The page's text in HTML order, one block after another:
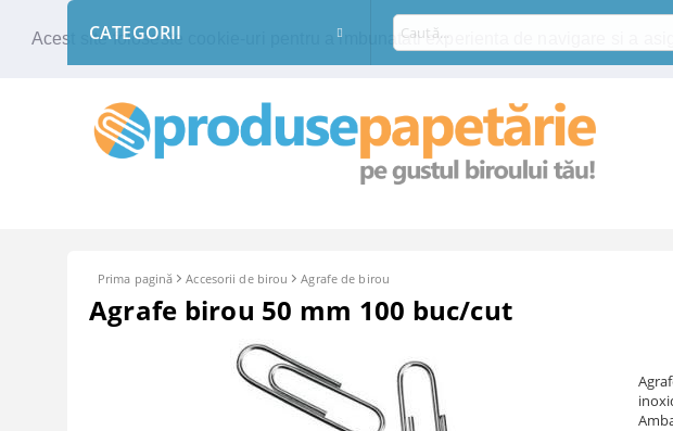
Acest site foloseste cookie-uri pentru a imbunatati experienta de navigare si a
CATEGORII
Prima pagină Accesorii de birou Agrafe de birou
Agrafe birou 50 mm 100 buc/cut